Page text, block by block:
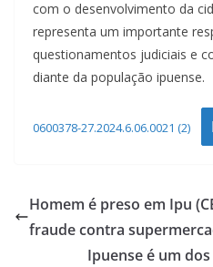
com o desenvolvimento da
representa um importante
questionamentos judiciais e
diante da população ipuense.
0600378-27.2024.6.06.0021 (2)
Homem é preso em Ipu
fraude contra
Ipuense é um